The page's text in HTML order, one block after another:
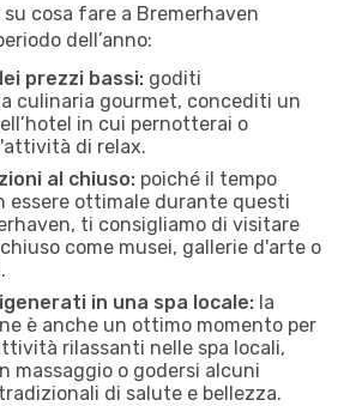
cosa fare a Bremerhaven
dell’anno:
prezzi bassi: goditi
culinaria gourmet, concediti un
in cui pernotterai o
di relax.
al chiuso: poiché il tempo
essere ottimale durante questi
ti consigliamo di visitare
come musei, gallerie d'arte o
in una spa locale: la
è anche un ottimo momento per
rilassanti nelle spa locali,
massaggio o godersi alcuni
di salute e bellezza.